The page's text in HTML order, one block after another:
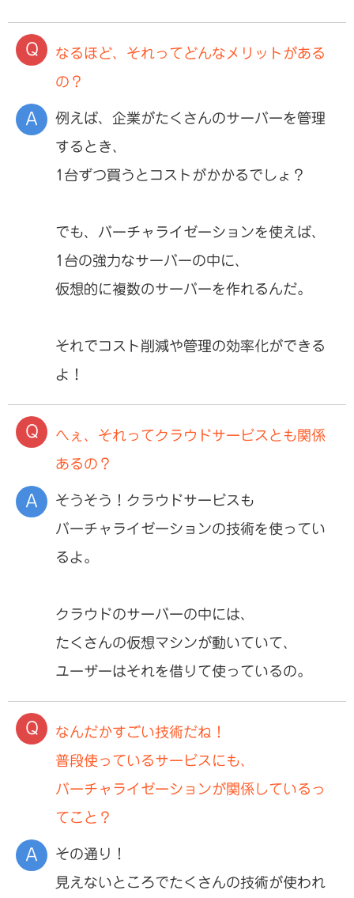
なるほど、それってどんなメリットがある
の？
例えば、企業がたくさんのサーバーを管理
するとき、
1台ずつ買うとコストがかかるでしょ？
でも、バーチャライゼーションを使えば、
1台の強力なサーバーの中に、
仮想的に複数のサーバーを作れるんだ。
それでコスト削減や管理の効率化ができる
よ！
へぇ、それってクラウドサービスとも関係
あるの？
そうそう！クラウドサービスも
バーチャライゼーションの技術を使ってい
るよ。
クラウドのサーバーの中には、
たくさんの仮想マシンが動いていて、
ユーザーはそれを借りて使っているの。
なんだかすごい技術だね！
普段使っているサービスにも、
バーチャライゼーションが関係しているっ
てこと？
その通り！
見えないところでたくさんの技術が使われ